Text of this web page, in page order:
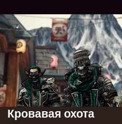
Кровавая охота